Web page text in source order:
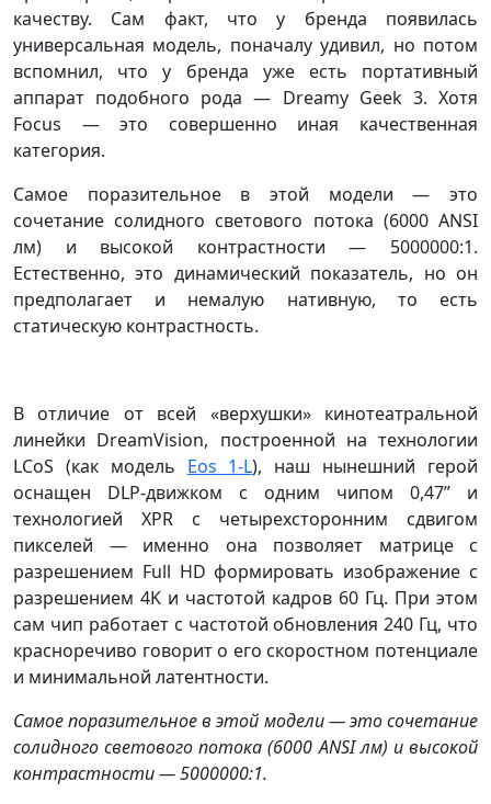
качеству. Сам факт, что у бренда появилась
универсальная модель, поначалу удивил, но потом
вспомнил, что у бренда уже есть портативный
аппарат подобного рода — Dreamy Geek 3. Хотя
Focus — это совершенно иная качественная
категория.
Самое поразительное в этой модели — это
сочетание солидного светового потока (6000 ANSI
лм) и высокой контрастности — 5000000:1.
Естественно, это динамический показатель, но он
предполагает и немалую нативную, то есть
статическую контрастность.
В отличие от всей «верхушки» кинотеатральной
линейки DreamVision, построенной на технологии
LCoS (как модель Eos 1-L), наш нынешний герой
оснащен DLP-движком с одним чипом 0,47” и
технологией XPR с четырехсторонним сдвигом
пикселей — именно она позволяет матрице с
разрешением Full HD формировать изображение с
разрешением 4K и частотой кадров 60 Гц. При этом
сам чип работает с частотой обновления 240 Гц, что
красноречиво говорит о его скоростном потенциале
и минимальной латентности.
Самое поразительное в этой модели — это сочетание
солидного светового потока (6000 ANSI лм) и высокой
контрастности — 5000000:1.